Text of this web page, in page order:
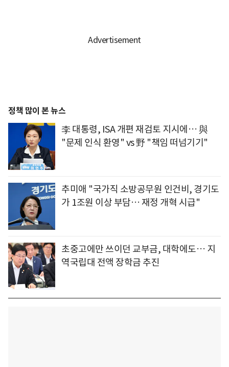
정책 많이 본 뉴스
李 대통령, ISA 개편 재검토 지시에… 與
"문제 인식 환영" vs 野 "책임 떠넘기기"
추미애 "국가직 소방공무원 인건비, 경기도
가 1조원 이상 부담… 재정 개혁 시급"
초중고에만 쓰이던 교부금, 대학에도… 지
역국립대 전액 장학금 추진